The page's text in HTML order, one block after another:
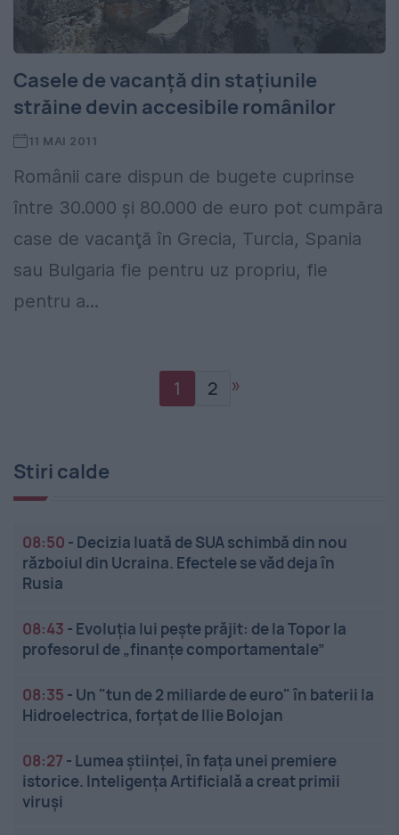
Casele de vacanţă din staţiunile
străine devin accesibile românilor
11 MAI 2011
Românii care dispun de bugete cuprinse
între 30.000 şi 80.000 de euro pot cumpăra
case de vacanţă în Grecia, Turcia, Spania
sau Bulgaria fie pentru uz propriu, fie
pentru a...
1 2 »
Stiri calde
08:50 - Decizia luată de SUA schimbă din nou
războiul din Ucraina. Efectele se văd deja în
Rusia
08:43 - Evoluția lui pește prăjit: de la Topor la
profesorul de „finanțe comportamentale”
08:35 - Un "tun de 2 miliarde de euro" în baterii la
Hidroelectrica, forțat de Ilie Bolojan
08:27 - Lumea științei, în fața unei premiere
istorice. Inteligența Artificială a creat primii
viruși